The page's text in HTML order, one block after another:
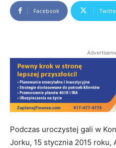
Facebook
Podczas uroczystej gali w
Jorku, 15 stycznia 2015 roku,